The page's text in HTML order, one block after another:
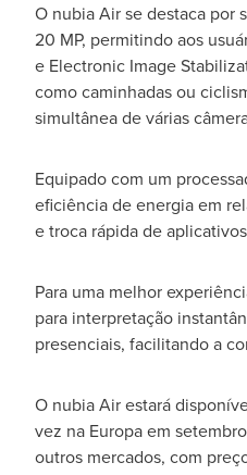
O nubia Air se destaca por
20 MP, permitindo aos
e Electronic Image
como caminhadas ou
simultânea de várias
Equipado com um
eficiência de energia em
e troca rápida de
Para uma melhor
para interpretação
presenciais, facilitando a
O nubia Air estará
vez na Europa em
outros mercados, com